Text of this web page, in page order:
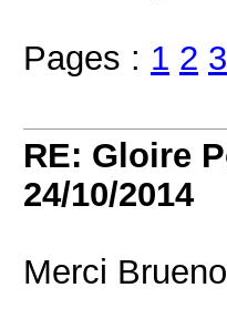
Pages : 1 2 3
RE: Gloire
24/10/2014
Merci